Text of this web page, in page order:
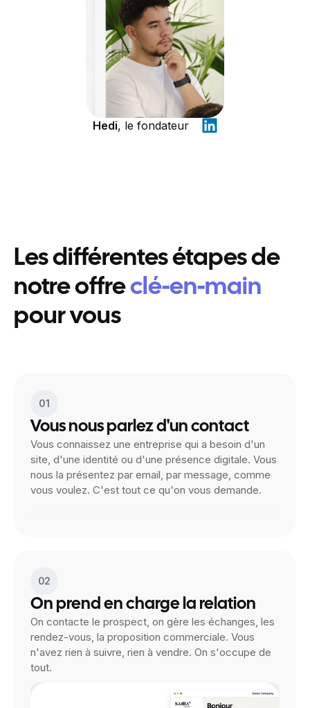
Hedi, le fondateur
Les différentes étapes de
notre offreclé-en-main
pour vous
01
Vous nous parlez d'un contact
Vous connaissez une entreprise qui a besoin d'un
site, d'une identité ou d'une présence digitale. Vous
nous la présentez par email, par message, comme
vous voulez. C'est tout ce qu'on vous demande.
02
On prend en charge la relation
On contacte le prospect, on gère les échanges, les
rendez-vous, la proposition commerciale. Vous
n'avez rien à suivre, rien à vendre. On s'occupe de
tout.